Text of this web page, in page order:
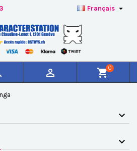
Français 
 shopping_cart0
liste
((modalDeleteText))
pour ajouter des produits à